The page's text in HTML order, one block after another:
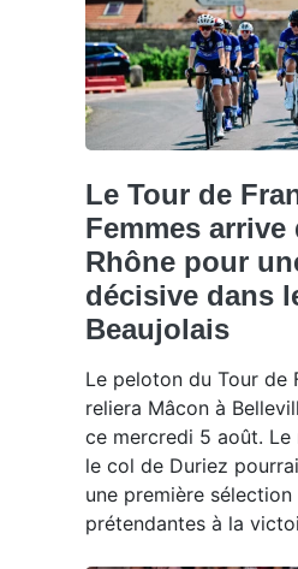
Le Tour de
Femmes arrive
Rhône pour
décisive dans
Beaujolais
Le peloton du Tour de
reliera Mâcon à
ce mercredi 5 août.
le col de Duriez
une première
prétendantes à la